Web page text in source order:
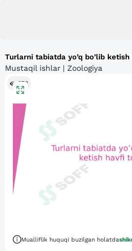
Turlarni tabiatda yo’q bo’lib
Mustaqil ishlar | Zoologiya
372
Mualliflik huquqi buzilgan holatda